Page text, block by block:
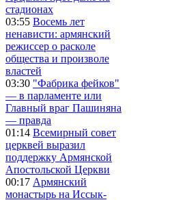
стадионах
03:55 Восемь лет
ненависти: армянский
режиссер о расколе
общества и произволе
властей
03:30 "Фабрика фейков"
— в парламенте или
Главный враг Пашиняна
— правда
01:14 Всемирный совет
церквей выразил
поддержку Армянской
Апостольской Церкви
00:17 Армянский
монастырь на Иссык-